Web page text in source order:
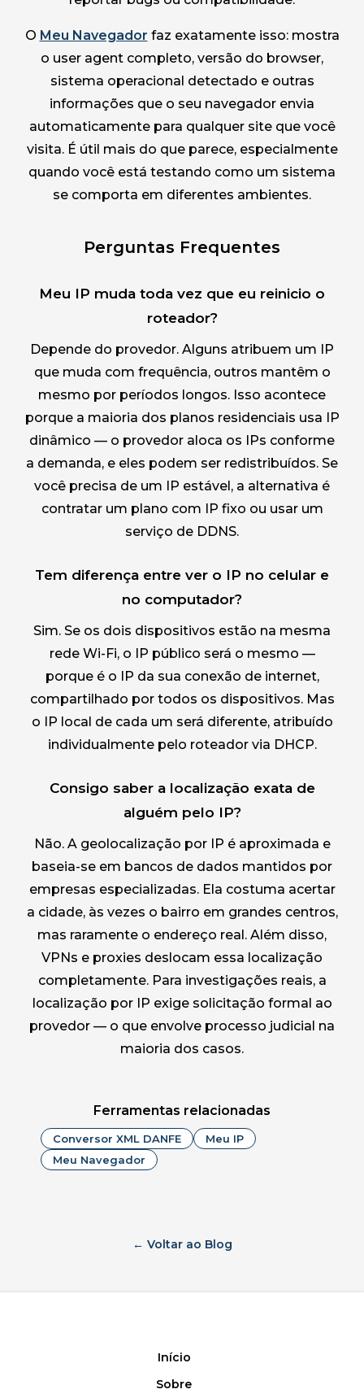
O Meu Navegador faz exatamente isso: mostra
o user agent completo, versão do browser,
sistema operacional detectado e outras
informações que o seu navegador envia
automaticamente para qualquer site que você
visita. É útil mais do que parece, especialmente
quando você está testando como um sistema
se comporta em diferentes ambientes.
Perguntas Frequentes
Meu IP muda toda vez que eu reinicio o
roteador?
Depende do provedor. Alguns atribuem um IP
que muda com frequência, outros mantêm o
mesmo por períodos longos. Isso acontece
porque a maioria dos planos residenciais usa IP
dinâmico — o provedor aloca os IPs conforme
a demanda, e eles podem ser redistribuídos. Se
você precisa de um IP estável, a alternativa é
contratar um plano com IP fixo ou usar um
serviço de DDNS.
Tem diferença entre ver o IP no celular e
no computador?
Sim. Se os dois dispositivos estão na mesma
rede Wi-Fi, o IP público será o mesmo —
porque é o IP da sua conexão de internet,
compartilhado por todos os dispositivos. Mas
o IP local de cada um será diferente, atribuído
individualmente pelo roteador via DHCP.
Consigo saber a localização exata de
alguém pelo IP?
Não. A geolocalização por IP é aproximada e
baseia-se em bancos de dados mantidos por
empresas especializadas. Ela costuma acertar
a cidade, às vezes o bairro em grandes centros,
mas raramente o endereço real. Além disso,
VPNs e proxies deslocam essa localização
completamente. Para investigações reais, a
localização por IP exige solicitação formal ao
provedor — o que envolve processo judicial na
maioria dos casos.
Ferramentas relacionadas
Conversor XML DANFE
Meu IP
Meu Navegador
← Voltar ao Blog
Início
Sobre